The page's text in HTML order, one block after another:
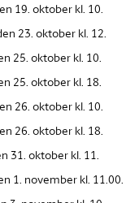
19. oktober kl. 10.
23. oktober kl. 12.
25. oktober kl. 10.
25. oktober kl. 18.
26. oktober kl. 10.
26. oktober kl. 18.
31. oktober kl. 11.
1. november kl. 11.00.